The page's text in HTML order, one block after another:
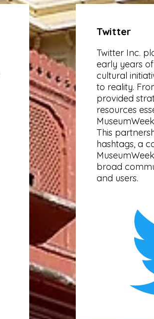
Twitter
Twitter Inc.
early years
cultural
to reality.
provided
resources
This
hashtags, a
broad
and users.